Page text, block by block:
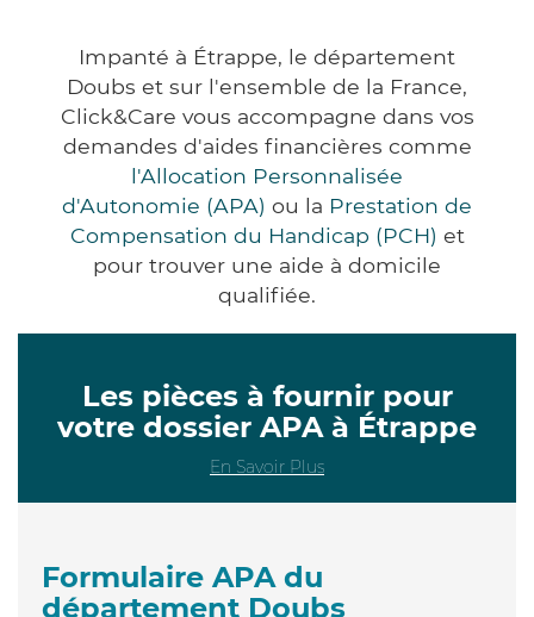
Impanté à Étrappe, le département
Doubs et sur l'ensemble de la France,
Click&Care vous accompagne dans vos
demandes d'aides financières comme
l'Allocation Personnalisée
d'Autonomie (APA) ou la Prestation de
Compensation du Handicap (PCH) et
pour trouver une aide à domicile
qualifiée.
Les pièces à fournir pour
votre dossier APA à Étrappe
En Savoir Plus
Formulaire APA du
département Doubs